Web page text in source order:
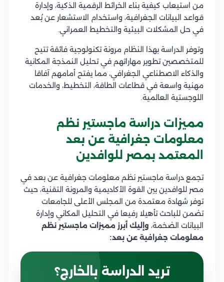
من استيعاب كيفية بناء الخرائط الرقمية الذكية، وإدارة
قواعد البيانات الجغرافية، واستخدام الاستشعار عن بُعد
في حل المشكلات البيئية والتخطيط العمراني.
وتوفر الدراسة بهذا النظام مرونة تكنولوجية فائقة تتيح
للمتخصصين تطوير مهاراتهم في تحليل النمذجة المكانية
والذكاء الاصطناعي الجغرافي، مما يفتح أمامهم آفاقا
مهنية واسعة في قطاعات الطاقة، التخطيط، والخدمات
اللوجستية العالمية.
مميزات دراسة ماجستير نظم
معلومات جغرافية عن بعد
المعتمد بمصر للوافدين
تجمع دراسة ماجستير نظم معلومات جغرافية عن بعد في
مصر للوافدين بين القوة الأكاديمية والمرونة التقنية، حيث
توفر شهادة معتمدة من المجلس الأعلى للجامعات
تضمن للباحث تأهيلا رفيعا في التحليل المكاني وإدارة
البيانات الضخمة، وإليك أبرز مميزات ماجستير نظم
معلومات جغرافية عن بعد:
تريد الدراسة بالخارج؟